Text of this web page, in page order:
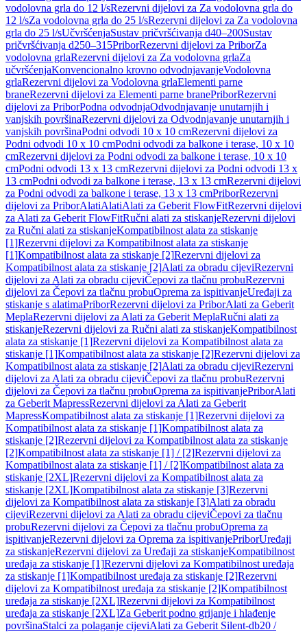
vodolovna grla do 12 l/sRezervni dijelovi za Za vodolovna grla do
12 l/sZa vodolovna grla do 25 l/sRezervni dijelovi za Za vodolovna
grla do 25 l/sUčvršćenjaSustav pričvršćivanja d40–200Sustav
pričvršćivanja d250–315PriborRezervni dijelovi za PriborZa
vodolovna grlaRezervni dijelovi za Za vodolovna grlaZa
učvršćenjaKonvencionalno krovno odvodnjavanjeVodolovna
grlaRezervni dijelovi za Vodolovna grlaElementi parne
braneRezervni dijelovi za Elementi parne branePriborRezervni
dijelovi za PriborPodna odvodnjaOdvodnjavanje unutarnjih i
vanjskih površinaRezervni dijelovi za Odvodnjavanje unutarnjih i
vanjskih površinaPodni odvodi 10 x 10 cmRezervni dijelovi za
Podni odvodi 10 x 10 cmPodni odvodi za balkone i terase, 10 x 10
cmRezervni dijelovi za Podni odvodi za balkone i terase, 10 x 10
cmPodni odvodi 13 x 13 cmRezervni dijelovi za Podni odvodi 13 x
13 cmPodni odvodi za balkone i terase, 13 x 13 cmRezervni dijelovi
za Podni odvodi za balkone i terase, 13 x 13 cmPriborRezervni
dijelovi za PriborAlatiAlatiAlati za Geberit FlowFitRezervni dijelovi
za Alati za Geberit FlowFitRučni alati za stiskanjeRezervni dijelovi
za Ručni alati za stiskanjeKompatibilnost alata za stiskanje
[1]Rezervni dijelovi za Kompatibilnost alata za stiskanje
[1]Kompatibilnost alata za stiskanje [2]Rezervni dijelovi za
Kompatibilnost alata za stiskanje [2]Alati za obradu cijeviRezervni
dijelovi za Alati za obradu cijeviČepovi za tlačnu probuRezervni
dijelovi za Čepovi za tlačnu probuOprema za ispitivanjeUređaji za
stiskanje s alatimaPriborRezervni dijelovi za PriborAlati za Geberit
MeplaRezervni dijelovi za Alati za Geberit MeplaRučni alati za
stiskanjeRezervni dijelovi za Ručni alati za stiskanjeKompatibilnost
alata za stiskanje [1]Rezervni dijelovi za Kompatibilnost alata za
stiskanje [1]Kompatibilnost alata za stiskanje [2]Rezervni dijelovi za
Kompatibilnost alata za stiskanje [2]Alati za obradu cijeviRezervni
dijelovi za Alati za obradu cijeviČepovi za tlačnu probuRezervni
dijelovi za Čepovi za tlačnu probuOprema za ispitivanjePriborAlati
za Geberit MapressRezervni dijelovi za Alati za Geberit
MapressKompatibilnost alata za stiskanje [1]Rezervni dijelovi za
Kompatibilnost alata za stiskanje [1]Kompatibilnost alata za
stiskanje [2]Rezervni dijelovi za Kompatibilnost alata za stiskanje
[2]Kompatibilnost alata za stiskanje [1] / [2]Rezervni dijelovi za
Kompatibilnost alata za stiskanje [1] / [2]Kompatibilnost alata za
stiskanje [2XL]Rezervni dijelovi za Kompatibilnost alata za
stiskanje [2XL]Kompatibilnost alata za stiskanje [3]Rezervni
dijelovi za Kompatibilnost alata za stiskanje [3]Alati za obradu
cijeviRezervni dijelovi za Alati za obradu cijeviČepovi za tlačnu
probuRezervni dijelovi za Čepovi za tlačnu probuOprema za
ispitivanjeRezervni dijelovi za Oprema za ispitivanjePriborUređaji
za stiskanjeRezervni dijelovi za Uređaji za stiskanjeKompatibilnost
uređaja za stiskanje [1]Rezervni dijelovi za Kompatibilnost uređaja
za stiskanje [1]Kompatibilnost uređaja za stiskanje [2]Rezervni
dijelovi za Kompatibilnost uređaja za stiskanje [2]Kompatibilnost
uređaja za stiskanje [2XL]Rezervni dijelovi za Kompatibilnost
uređaja za stiskanje [2XL]Za Geberit podno grijanje i hlađenje
površinaStalci za polaganje cijeviAlati za Geberit Silent-db20 /